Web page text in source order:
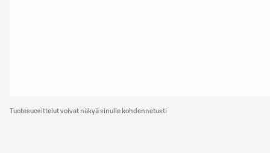
Tuotesuosittelut voivat näkyä sinulle kohdennetusti